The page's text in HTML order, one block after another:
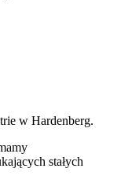
w Hardenberg.
stałych